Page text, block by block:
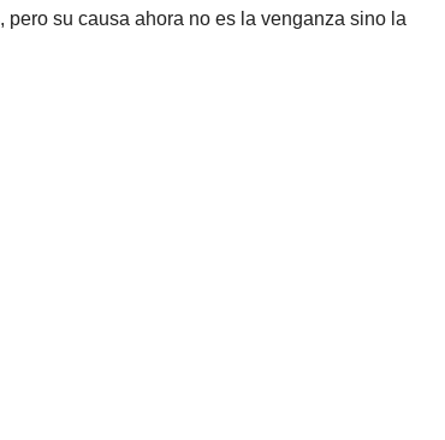
su causa ahora no es la venganza sino la